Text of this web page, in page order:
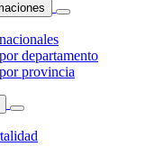
departamento
provincia